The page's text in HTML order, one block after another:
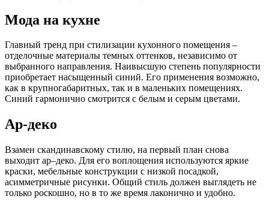
Мода на кухне
Главный тренд при стилизации кухонного помещения –
отделочные материалы темных оттенков, независимо от
выбранного направления. Наивысшую степень популярности
приобретает насыщенный синий. Его применения возможно,
как в крупногабаритных, так и в маленьких помещениях.
Синий гармонично смотрится с белым и серым цветами.
Ар-деко
Взамен скандинавскому стилю, на первый план снова
выходит ар–деко. Для его воплощения используются яркие
краски, мебельные конструкции с низкой посадкой,
асимметричные рисунки. Общий стиль должен выглядеть не
только роскошно, но в то же время лаконично и удобно.